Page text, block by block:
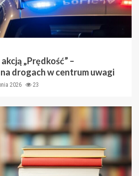
„Prędkość” –
drogach w centrum uwagi
2026 23